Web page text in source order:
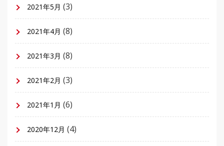
2021年5月 (3)
2021年4月 (8)
2021年3月 (8)
2021年2月 (3)
2021年1月 (6)
2020年12月 (4)